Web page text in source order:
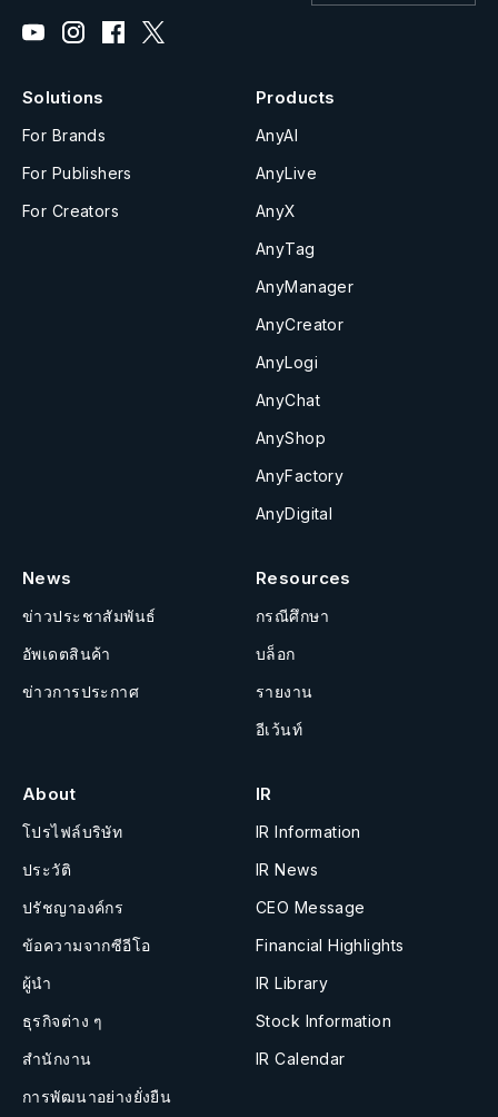
Solutions
For Brands
For Publishers
For Creators
Products
AnyAI
AnyLive
AnyX
AnyTag
AnyManager
AnyCreator
AnyLogi
AnyChat
AnyShop
AnyFactory
AnyDigital
News
ข่าวประชาสัมพันธ์
อัพเดตสินค้า
ข่าวการประกาศ
Resources
กรณีศึกษา
บล็อก
รายงาน
อีเว้นท์
About
โปรไฟล์บริษัท
ประวัติ
ปรัชญาองค์กร
ข้อความจากซีอีโอ
ผู้นำ
ธุรกิจต่าง ๆ
สำนักงาน
การพัฒนาอย่างยั่งยืน
IR
IR Information
IR News
CEO Message
Financial Highlights
IR Library
Stock Information
IR Calendar